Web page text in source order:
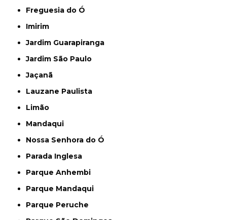
Freguesia do Ó
Imirim
Jardim Guarapiranga
Jardim São Paulo
Jaçanã
Lauzane Paulista
Limão
Mandaqui
Nossa Senhora do Ó
Parada Inglesa
Parque Anhembi
Parque Mandaqui
Parque Peruche